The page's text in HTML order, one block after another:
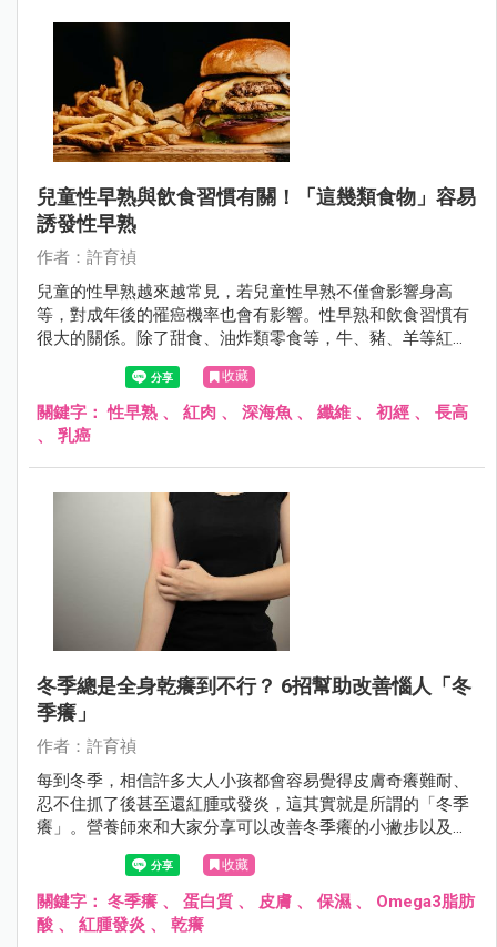
兒童性早熟與飲食習慣有關！「這幾類食物」容易
誘發性早熟
作者：許育禎
兒童的性早熟越來越常見，若兒童性早熟不僅會影響身高
等，對成年後的罹癌機率也會有影響。性早熟和飲食習慣有
很大的關係。除了甜食、油炸類零食等，牛、豬、羊等紅
肉，以及速食餐廳裡見的香腸、火腿等加工食品也容易導致
兒童性早熟的食物，專家建議兒童從小落實地中海飲食法
則，除了可以避免性早熟，對身體也有很多益處！
收藏
關鍵字：性早熟 、 紅肉 、 深海魚 、 纖維 、 初經 、 長高
、 乳癌
冬季總是全身乾癢到不行？ 6招幫助改善惱人「冬
季癢」
作者：許育禎
每到冬季，相信許多大人小孩都會容易覺得皮膚奇癢難耐、
忍不住抓了後甚至還紅腫或發炎，這其實就是所謂的「冬季
癢」。營養師來和大家分享可以改善冬季癢的小撇步以及飲
收藏
關鍵字： 冬季癢 、 蛋白質 、 皮膚 、 保濕、 Omega3脂肪
酸 、 紅腫發炎 、 乾癢